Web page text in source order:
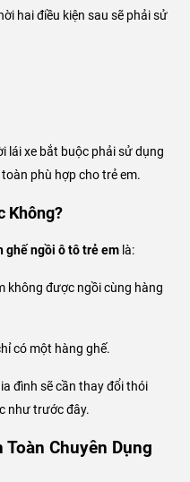
hai điều kiện sau sẽ phải sử
lái xe bắt buộc phải sử dụng
phù hợp cho trẻ em.
Không?
ghế ngồi ô tô trẻ em là:
không được ngồi cùng hàng
có một hàng ghế.
đình sẽ cần thay đổi thói
như trước đây.
Toàn Chuyên Dụng